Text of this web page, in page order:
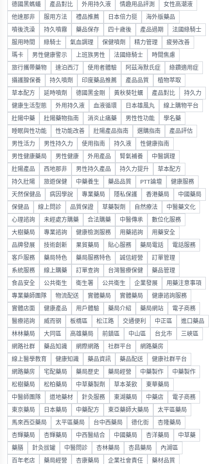
德國黑螞蟻 產品對比 外用持久液 情趣用品評測 女性高潮液
他達那非 服用方法 禮品推薦 日本倍力挺 海外版藥品
噴後洗澡 持久噴霧 藥品保存 四十歲後 產品過期 法國綠騎士
服用時間 綠騎士 氣血調理 保健噴劑 精力管理 疲勞改善
瑪卡 男性健康警示 上班族男性 法國綠騎士 時間焦慮
旅行攜帶藥物 達泊西汀 使用者體驗 阿茲海默氏症 綠鑽適用症
攝護腺保養 持久噴劑 印度藥品推薦 產品品質 植物萃取
草本配方 延時噴劑 德國黑金剛 黃秋葵牡蠣 產品對比 持久力
健康生活型態 外用持久液 血液循環 日本雄風丸 線上購物平台
壯陽中藥 壯陽藥物指南 消炎止痛藥 男性性功能 學名藥
睡眠與性功能 性功能改善 壯陽產品指南 選購指南 產品評估
男性活力 男性持久力 使用指南 持久液 性健康指南
男性健康藥局 男性健康 外用產品 腎氣補養 中醫調理
壯陽產品 西地那非 男性持久產品 持久力提升 草本配方
持久壯陽 旅遊保健 中藥養生 藥品品質 PTT論壇 健康服務
天然保健品 病因學說 專業藥局 隱私保護 香港藥局 中國藥局
保健品 線上問診 品質保證 草藥製劑 自然療法 中醫藥文化
心理諮詢 未經處方購藥 合法購藥 中醫傳承 數位化服務
大樹藥局 專業諮詢 健康檢測服務 用藥諮詢 用藥安全
品牌發展 技術創新 果貿藥局 貼心服務 藥局電話 電話服務
客戶服務 藥局特色 藥局服務特色 誠信經營 訂單管理
系統服務 線上購藥 訂單查詢 台灣醫療保健 藥品管理
食品安全 公共衛生 衛生署 公共衛生 企業發展 用藥注意事項
專業藥師團隊 物流配送 實體藥局 實體藥局 健康諮詢服務
實體店面 健康產品 用戶體驗 藥局介紹 藥局網站 電子商務
醫療諮詢 威而钢 板橋區 松江路 交通便利 中正區 進口藥品
林林藥局 大同區 高雄藥局 前鎮區 中山區 台北市 三峽區
網路社群 藥品知識 網際網路 社群平台 網路藥房
線上醫學教育 健康知識 藥品資訊 藥品配送 健康社群平台
網路藥房 宅配藥局 藥局歷史 藥局經營 中藥製作 中藥製作
松樹藥局 松柏藥局 中草藥製劑 草本茶飲 東華藥局
中醫師團隊 道地藥材 針灸服務 東湖藥局 中藥店 電子商務
東京藥局 日本藥局 中藥配方 東亞藥師大藥局 太平區藥局
馬來西亞藥局 太平區藥局 台中西藥局 德化街 杏隆藥局
杏輝藥局 杏輝藥局 中西醫結合 中國藥局 杏洋藥局 中草藥
藥膳 針灸拔罐 中醫問診 杏林藥局 杏昌藥局 內湖區
百年老店 藥局經營 杏康藥局 企業社會責任 藥材品質